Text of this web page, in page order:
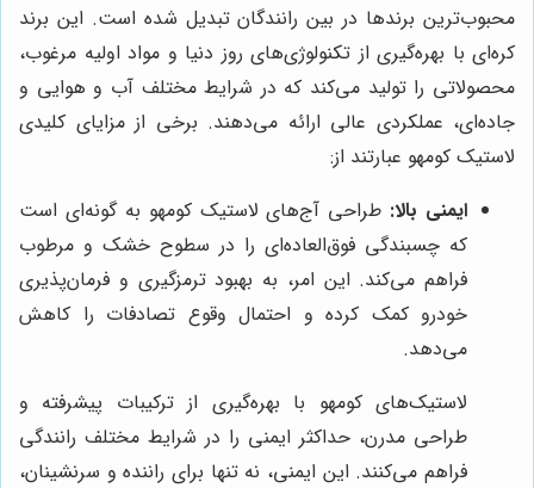
محبوب‌ترین برندها در بین رانندگان تبدیل شده است. این برند
کره‌ای با بهره‌گیری از تکنولوژی‌های روز دنیا و مواد اولیه مرغوب،
محصولاتی را تولید می‌کند که در شرایط مختلف آب و هوایی و
جاده‌ای، عملکردی عالی ارائه می‌دهند. برخی از مزایای کلیدی
لاستیک کومهو عبارتند از:
ایمنی بالا: طراحی آج‌های لاستیک کومهو به گونه‌ای است
که چسبندگی فوق‌العاده‌ای را در سطوح خشک و مرطوب
فراهم می‌کند. این امر، به بهبود ترمزگیری و فرمان‌پذیری
خودرو کمک کرده و احتمال وقوع تصادفات را کاهش
می‌دهد.
لاستیک‌های کومهو با بهره‌گیری از ترکیبات پیشرفته و
طراحی مدرن، حداکثر ایمنی را در شرایط مختلف رانندگی
فراهم می‌کنند. این ایمنی، نه تنها برای راننده و سرنشینان،